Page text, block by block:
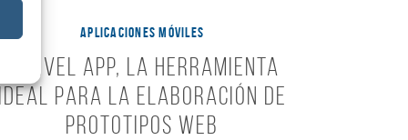
APLICACIONES MÓVILES
Marvel App, la Herramienta
para la elaboración de
prototipos web